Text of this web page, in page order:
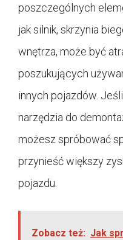
poszczególnych
jak silnik, skrzynia
wnętrza, może być
poszukujących
innych pojazdów.
narzędzia do
możesz spróbować
przynieść większy
pojazdu.
Zobacz też: Jak